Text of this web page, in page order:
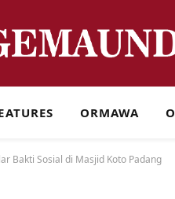
ORMAWA
Bakti Sosial di Masjid Koto Padang